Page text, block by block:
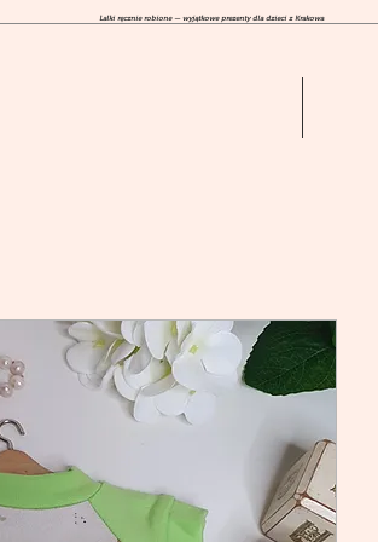
Lalki ręcznie robione — wyjątkowe prezenty dla dzieci z Krakowa